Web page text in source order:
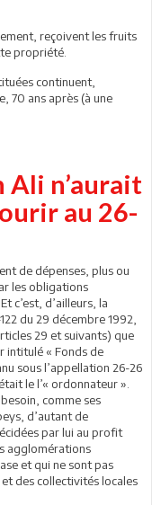
reçoivent les fruits
propriété.
continuent,
70 ans après (à une
Ali n’aurait
au 26-
de dépenses, plus ou
les obligations
c’est, d’ailleurs, la
du 29 décembre 1992,
29 et suivants) que
intitulé « Fonds de
sous l’appellation 26-26
le l’« ordonnateur ».
comme ses
d’autant de
par lui au profit
agglomérations
et qui ne sont pas
des collectivités locales